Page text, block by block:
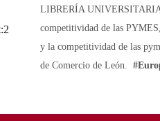
LIBRERÍA UNIVERSITARIA
competitividad de las
y la competitividad de las
de Comercio de León.